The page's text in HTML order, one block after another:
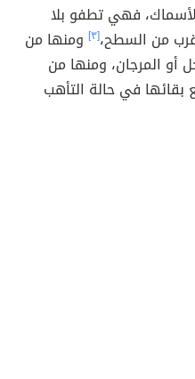
فهي تطفو بلا
من السطح،[٣]
ومنها من
المرجان، ومنها من
بقائها في حالة التأهب